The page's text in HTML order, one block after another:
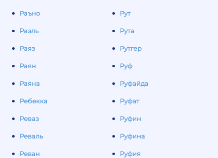
Раъно
Раэль
Раяз
Раян
Раяна
Ребекка
Реваз
Реваль
Реван
Рут
Рута
Рутгер
Руф
Руфайда
Руфат
Руфин
Руфина
Руфия